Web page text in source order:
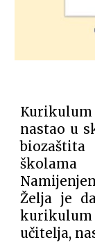
nastao u
Želja je
kurikulum
učitelja,